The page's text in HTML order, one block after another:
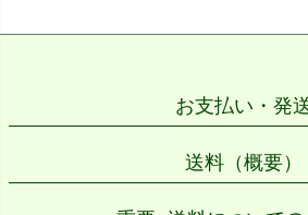
お支払い・発
送料（概要）